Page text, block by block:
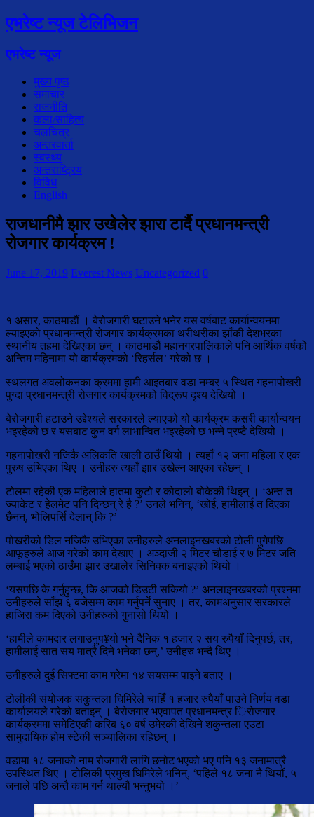
एभरेष्ट न्यूज टेलिभिजन
एभरेष्ट न्यूज
मुख्य पृष्ठ
समाचार
राजनीति
कला/साहित्य
चलचित्र
अन्तरवार्ता
स्वस्थ्य
अन्तराष्ट्रिय
विविध
English
राजधानीमै झार उखेलेर झारा टार्दै प्रधानमन्त्री
रोजगार कार्यक्रम !
June 17, 2019 Everest News Uncategorized 0
१ असार, काठमाडौं । बेरोजगारी घटाउने भनेर यस वर्षबाट कार्यान्वयनमा
ल्याइएको प्रधानमन्त्री रोजगार कार्यक्रमका थरीथरीका झाँकी देशभरका
स्थानीय तहमा देखिएका छन् । काठमाडौं महानगरपालिकाले पनि आर्थिक वर्षको
अन्तिम महिनामा यो कार्यक्रमको ‘रिहर्सल’ गरेको छ ।
स्थलगत अवलोकनका क्रममा हामी आइतबार वडा नम्बर ५ स्थित गहनापोखरी
पुग्दा प्रधानमन्त्री रोजगार कार्यक्रमको विद्रूप दृश्य देखियो ।
बेरोजगारी हटाउने उद्देश्यले सरकारले ल्याएको यो कार्यक्रम कसरी कार्यान्वयन
भइरहेको छ र यसबाट कुन वर्ग लाभान्वित भइरहेको छ भन्ने प्रष्टै देखियो ।
गहनापोखरी नजिकै अलिकति खाली ठाउँ थियो । त्यहाँ १२ जना महिला र एक
पुरुष उभिएका थिए । उनीहरु त्यहाँ झार उखेल्न आएका रहेछन् ।
टोलमा रहेकी एक महिलाले हातमा कुटो र कोदालो बोकेकी थिइन् । ‘अन्त त
ज्याकेट र हेलमेट पनि दिन्छन् रे है ?’ उनले भनिन्, ‘खोई, हामीलाई त दिएका
छैनन्, भोलिपर्सि देलान् कि ?’
पोखरीको डिल नजिकै उभिएका उनीहरुले अनलाइनखबरको टोली पुगेपछि
आफूहरुले आज गरेको काम देखाए । अञ्दाजी २ मिटर चौडाई र ७ मिटर जति
लम्बाई भएको ठाउँमा झार उखालेर सिनिक्क बनाइएको थियो ।
‘यसपछि के गर्नुहुन्छ, कि आजको डिउटी सकियो ?’ अनलाइनखबरको प्रश्नमा
उनीहरुले साँझ ६ बजेसम्म काम गर्नुपर्ने सुनाए । तर, कामअनुसार सरकारले
हाजिरा कम दिएको उनीहरुको गुनासो थियो ।
‘हामीले कामदार लगाउनुप¥यो भने दैनिक १ हजार २ सय रुपैयाँ दिनुपर्छ, तर,
हामीलाई सात सय मात्रै दिने भनेका छन्,’ उनीहरु भन्दै थिए ।
उनीहरुले दुई सिफ्टमा काम गरेमा १४ सयसम्म पाइने बताए ।
टोलीकी संयोजक सकुन्तला घिमिरेले चाहिँ १ हजार रुपैयाँ पाउने निर्णय वडा
कार्यालयले गरेको बताइन् । बेरोजगार भएवापत प्रधानमन्त्र िरोजगार
कार्यक्रममा समेटिएकी करिब ६० वर्ष उमेरकी देखिने शकुन्तला एउटा
सामुदायिक होम स्टेकी सञ्चालिका रहिछन् ।
वडामा १८ जनाको नाम रोजगारी लागि छनोट भएको भए पनि १३ जनामात्रै
उपस्थित थिए । टोलिकी प्रमुख घिमिरेले भनिन्, ‘पहिले १८ जना नै थियौं, ५
जनाले पछि अन्तै काम गर्न थाल्यौं भन्नुभयो ।’